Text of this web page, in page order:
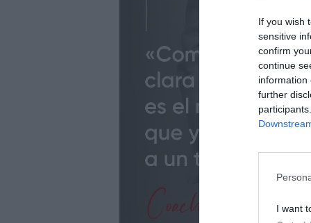
If you wish
sensitive
confirm
continue
information
further
I want